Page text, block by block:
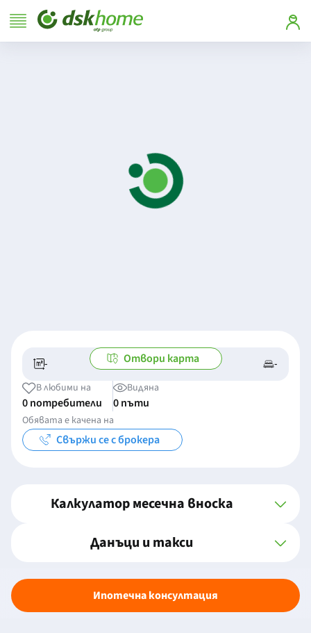
- -/- -
Отвори карта
В любими на
0 потребители
Видяна
0 пъти
Обявата е качена на
Свържи се с брокера
Калкулатор месечна вноска
Данъци и такси
Ипотечна консултация